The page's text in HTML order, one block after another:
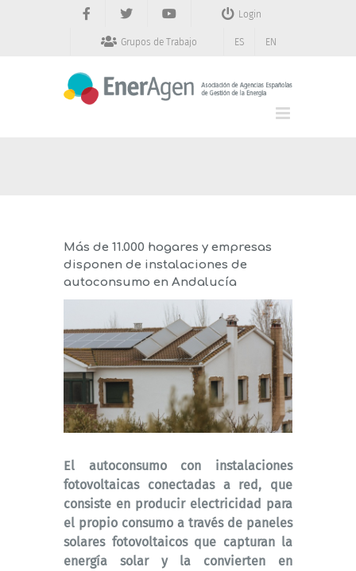
Login
Grupos de Trabajo ES EN
Más de 11.000 hogares y empresas
disponen de instalaciones de
autoconsumo en Andalucía
El autoconsumo con instalaciones
fotovoltaicas conectadas a red, que
consiste en producir electricidad para
el propio consumo a través de paneles
solares fotovoltaicos que capturan la
energía solar y la convierten en